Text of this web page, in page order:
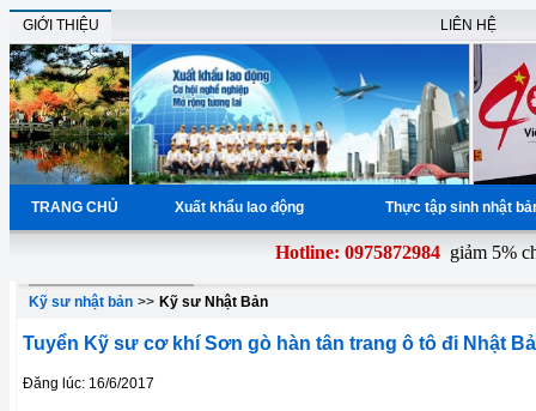
GIỚI THIỆU LIÊN HỆ
TRANG CHỦ Xuất khẩu lao động Thực tập sinh nhật
Hotline: 0975872984giảm 5% chi
Kỹ sư nhật bản >> Kỹ sư Nhật Bản
Tuyển Kỹ sư cơ khí Sơn gò hàn tân trang ô tô đi Nhật
Đăng lúc: 16/6/2017